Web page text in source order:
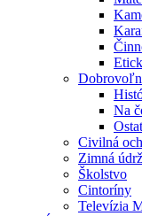
Na
Civilná
Zimná
Školstvo
Cintoríny
Televízia